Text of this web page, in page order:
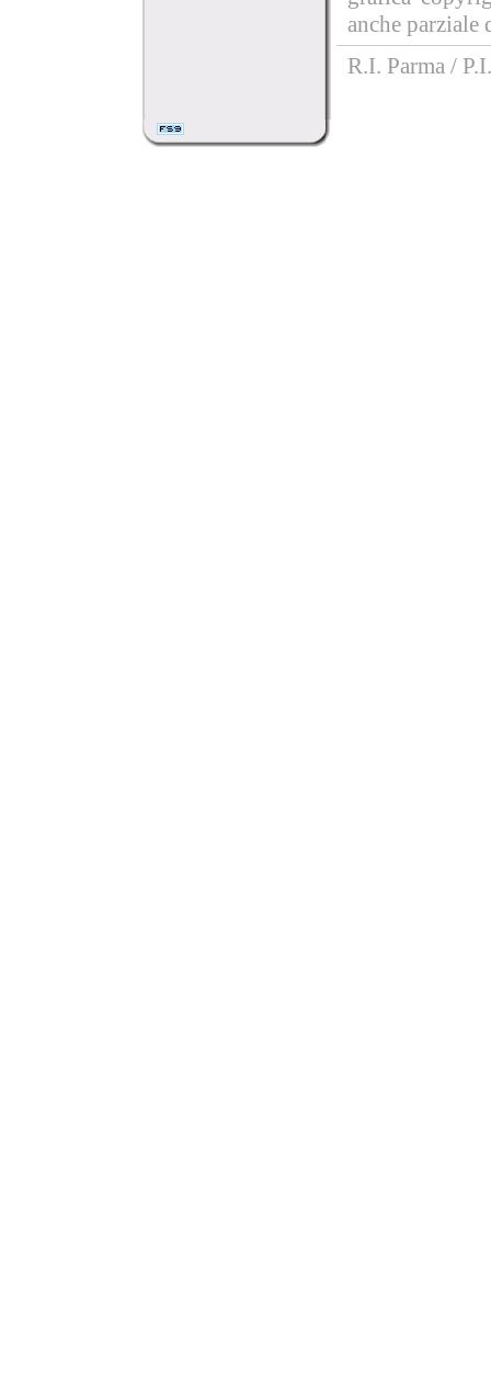
anche
R.I. Parma /